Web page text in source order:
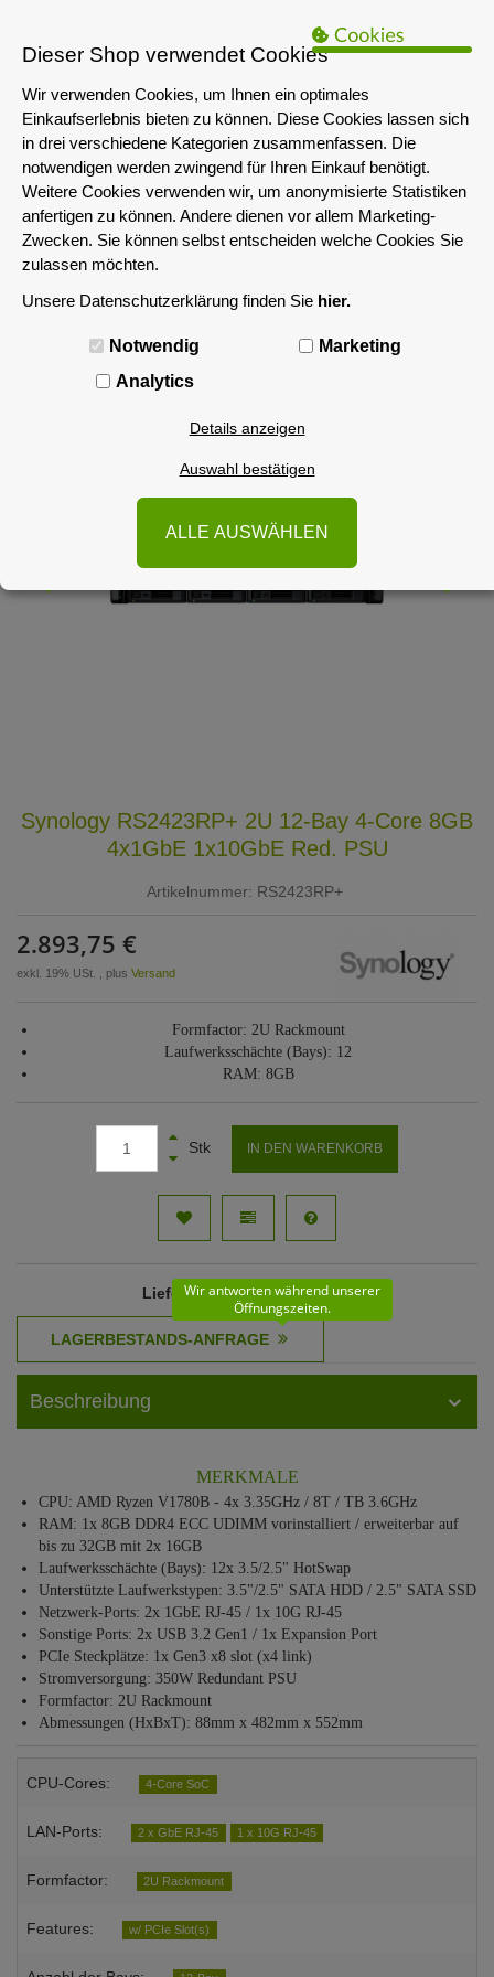
Das servershop-bayern.de Angebot richtet sich nur an
Unternehmen i.S.d. § 14 BGB sowie die öffentliche Hand. Ein Verkauf
an Privatpersonen ist nicht möglich.
MENÜ
Synology RS2423RP+ 2U 12-Bay 4-Core 8GB
4x1GbE 1x10GbE Red. PSU
Artikelnummer: RS2423RP+
2.893,75 €
exkl. 19% USt. , plus Versand
Formfactor: 2U Rackmount
Laufwerksschächte (Bays): 12
RAM: 8GB
Stk IN DEN WARENKORB
Lieferzeit: 11 - 12 Werktage
Wir antworten während unserer
Öffnungszeiten.
Beschreibung
MERKMALE
CPU: AMD Ryzen V1780B - 4x 3.35GHz / 8T / TB 3.6GHz
RAM: 1x 8GB DDR4 ECC UDIMM vorinstalliert / erweiterbar auf
bis zu 32GB mit 2x 16GB
Laufwerksschächte (Bays): 12x 3.5/2.5" HotSwap
Unterstützte Laufwerkstypen: 3.5"/2.5" SATA HDD / 2.5" SATA SSD
Netzwerk-Ports: 2x 1GbE RJ-45 / 1x 10G RJ-45
Sonstige Ports: 2x USB 3.2 Gen1 / 1x Expansion Port
PCIe Steckplätze: 1x Gen3 x8 slot (x4 link)
Stromversorgung: 350W Redundant PSU
Formfactor: 2U Rackmount
Abmessungen (HxBxT): 88mm x 482mm x 552mm
CPU-Cores: 4-Core SoC
LAN-Ports: 2 x GbE RJ-45 1 x 10G RJ-45
Formfactor: 2U Rackmount
Features: w/ PCIe Slot(s)
Dieser Shop verwendet Cookies
Wir verwenden Cookies, um Ihnen ein optimales
Einkaufserlebnis bieten zu können. Diese Cookies lassen sich
in drei verschiedene Kategorien zusammenfassen. Die
notwendigen werden zwingend für Ihren Einkauf benötigt.
Weitere Cookies verwenden wir, um anonymisierte Statistiken
anfertigen zu können. Andere dienen vor allem Marketing-
Zwecken. Sie können selbst entscheiden welche Cookies Sie
zulassen möchten.
Unsere Datenschutzerklärung finden Sie hier.
Notwendig
Marketing
Analytics
Details anzeigen
Auswahl bestätigen
ALLE AUSWÄHLEN